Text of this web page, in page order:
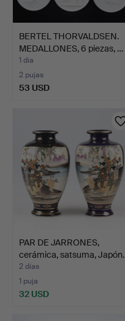
BERTEL THORVALDSEN.
MEDALLONES, 6 piezas, …
1 día
2 pujas
53 USD
PAR DE JARRONES,
cerámica, satsuma, Japón.
2 días
1 puja
32 USD